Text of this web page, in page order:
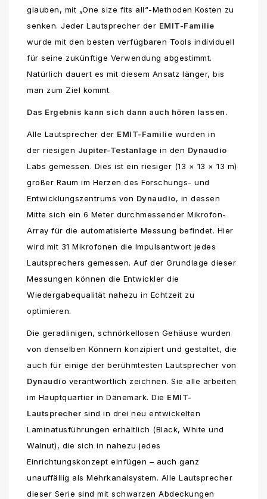
glauben, mit „One size fits all“-Methoden Kosten zu
senken. Jeder Lautsprecher der EMIT-Familie
wurde mit den besten verfügbaren Tools individuell
für seine zukünftige Verwendung abgestimmt.
Natürlich dauert es mit diesem Ansatz länger, bis
man zum Ziel kommt.
Das Ergebnis kann sich dann auch hören lassen.
Alle Lautsprecher der EMIT-Familie wurden in
der riesigen Jupiter-Testanlage in den Dynaudio
Labs gemessen. Dies ist ein riesiger (13 × 13 × 13 m)
großer Raum im Herzen des Forschungs- und
Entwicklungszentrums von Dynaudio, in dessen
Mitte sich ein 6 Meter durchmessender Mikrofon-
Array für die automatisierte Messung befindet. Hier
wird mit 31 Mikrofonen die Impulsantwort jedes
Lautsprechers gemessen. Auf der Grundlage dieser
Messungen können die Entwickler die
Wiedergabequalität nahezu in Echtzeit zu
optimieren.
Die geradlinigen, schnörkellosen Gehäuse wurden
von denselben Könnern konzipiert und gestaltet, die
auch für einige der berühmtesten Lautsprecher von
Dynaudio verantwortlich zeichnen. Sie alle arbeiten
im Hauptquartier in Dänemark. Die EMIT-
Lautsprecher sind in drei neu entwickelten
Laminatusführungen erhältlich (Black, White und
Walnut), die sich in nahezu jedes
Einrichtungskonzept einfügen – auch ganz
unauffällig als Mehrkanalsystem. Alle Lautsprecher
dieser Serie sind mit schwarzen Abdeckungen